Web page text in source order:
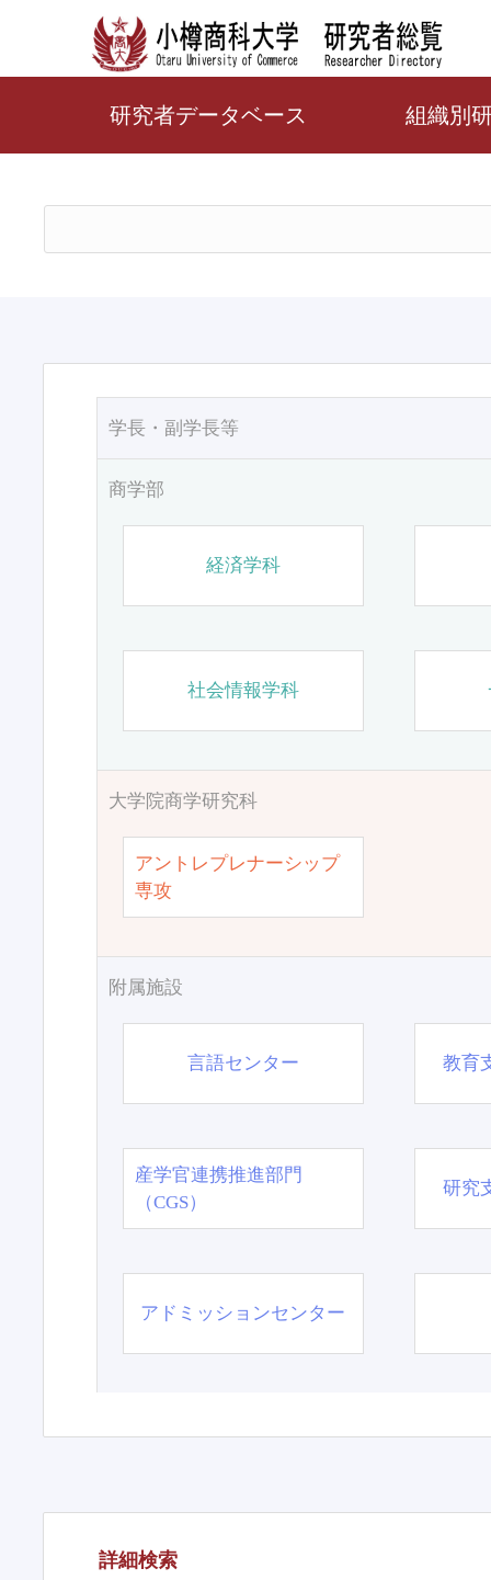
研究者データベース 組織別
学長・副学長等
商学部
経済学科
社会情報学科
大学院商学研究科
アントレプレナーシップ
専攻
附属施設
言語センター 教育
産学官連携推進部門
（CGS）
研究
アドミッションセンター
詳細検索